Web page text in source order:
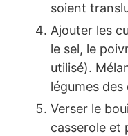
soient
Ajouter les
le sel, le
utilisé).
légumes des
Verser le
casserole et